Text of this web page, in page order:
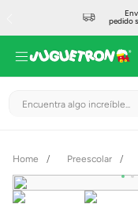
pedido
Encuentra algo increíble...
Preescolar